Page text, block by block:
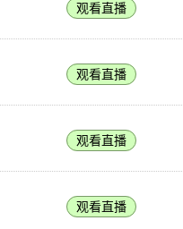
观看直播
观看直播
观看直播
观看直播